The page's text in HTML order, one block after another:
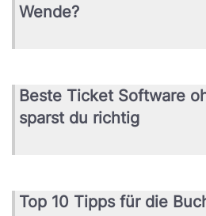
Wende?
Beste Ticket Software
sparst du richtig
Top 10 Tipps für die